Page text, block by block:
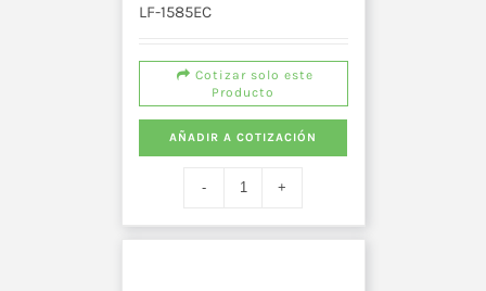
LF-1585EC
Cotizar solo este
Producto
AÑADIR A COTIZACIÓN